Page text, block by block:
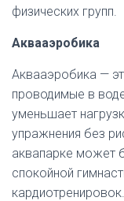
физических групп.
Аквааэробика
Аквааэробика —
проводимые в
уменьшает
упражнения без
аквапарке может
спокойной